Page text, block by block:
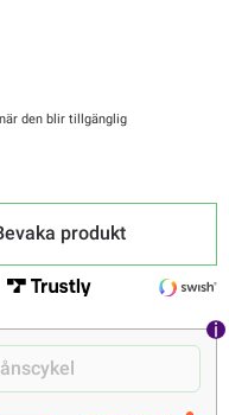
den blir tillgänglig
produkt